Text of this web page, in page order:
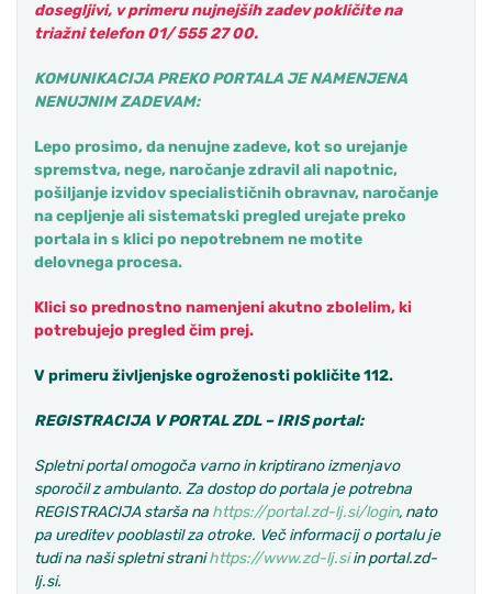
dosegljivi, v primeru nujnejših zadev pokličite na
triažni telefon 01/ 555 27 00.
KOMUNIKACIJA PREKO PORTALA JE NAMENJENA
NENUJNIM ZADEVAM:
Lepo prosimo, da nenujne zadeve, kot so urejanje
spremstva, nege, naročanje zdravilalinapotnic,
pošiljanje izvidov specialističnih obravnav, naročanje
na cepljenje ali sistematski pregled urejate preko
portala in s klicipo nepotrebnem ne motite
delovnega procesa.
Klici so prednostno namenjeni akutno zbolelim, ki
potrebujejo pregled čim prej.
V primeruživljenjske ogroženostipokličite 112.
REGISTRACIJA V PORTAL ZDL – IRIS portal:
Spletniportal omogoča varno in kriptirano izmenjavo
sporočil z ambulanto. Za dostop do portala je potrebna
REGISTRACIJA starša na https://portal.zd-lj.si/login, nato
pa ureditev pooblastil za otroke. Več informacij o portalu je
tudi na naši spletni stranihttps://www.zd-lj.si in portal.zd-
lj.si.